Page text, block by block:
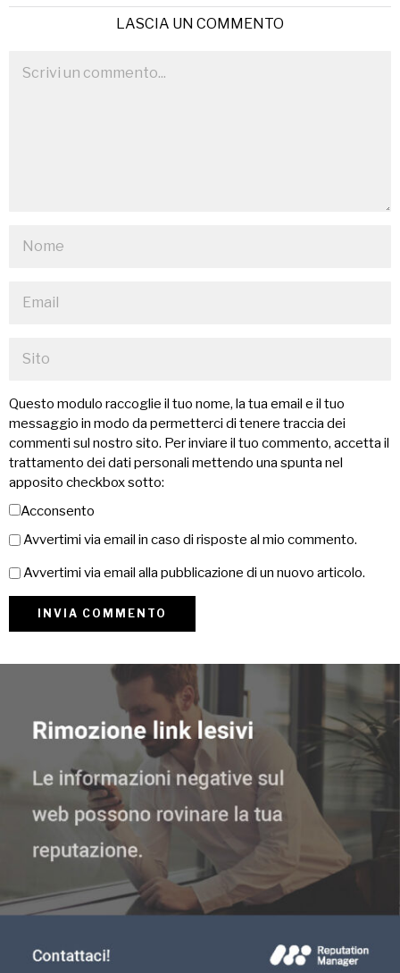
LASCIA UN COMMENTO
Questo modulo raccoglie il tuo nome, la tua email e il tuo
messaggio in modo da permetterci di tenere traccia dei
commenti sul nostro sito. Per inviare il tuo commento, accetta il
trattamento dei dati personali mettendo una spunta nel
apposito checkbox sotto:
Acconsento
Avvertimi via email in caso di risposte al mio commento.
Avvertimi via email alla pubblicazione di un nuovo articolo.